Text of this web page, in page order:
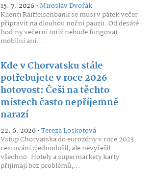
15. 7. 2026 •Miroslav Dvořák
Klienti Raiffeisenbank se musí v pátek večer
připravit na dlouhou noční pauzu. Od desáté
hodiny večerní totiž nebude fungovat
mobilní ani...
Kde v Chorvatsku stále
potřebujete v roce 2026
hotovost: Češi na těchto
místech často nepříjemně
narazí
22. 6. 2026 •Tereza Loskotová
Vstup Chorvatska do eurozóny v roce 2023
cestování zjednodušil, ale nevyřešil
všechno. Hotely a supermarkety karty
přijímají bez problémů,...